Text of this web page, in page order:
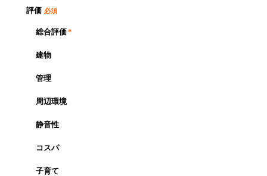
評価 必須
総合評価*
建物
管理
周辺環境
静音性
コスパ
子育て